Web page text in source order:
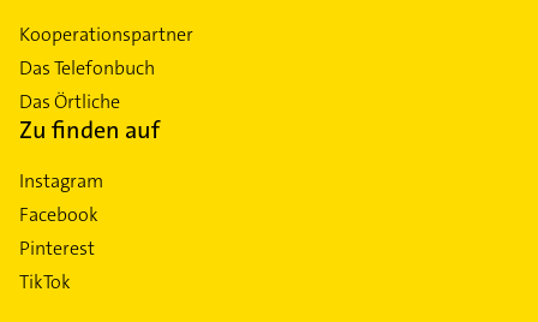
Kooperationspartner
Das Telefonbuch
Das Örtliche
Zu finden auf
Instagram
Facebook
Pinterest
TikTok